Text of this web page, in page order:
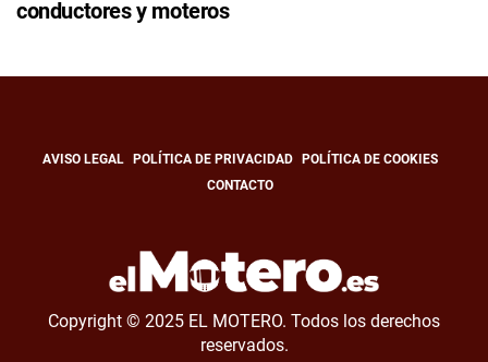
conductores y moteros
AVISO LEGAL POLÍTICA DE PRIVACIDAD
POLÍTICA DE COOKIES
CONTACTO
Copyright © 2025 EL MOTERO. Todos los derechos
reservados.